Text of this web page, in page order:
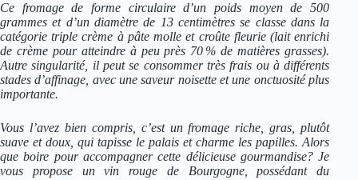
Ce fromage de forme circulaire d’un poids moyen de 500
grammes et d’un diamètre de 13 centimètres se classe dans la
catégorie triple crème à pâte molle et croûte fleurie (lait enrichi
de crème pour atteindre à peu près 70 % de matières grasses).
Autre singularité, il peut se consommer très frais ou à différents
stades d’affinage, avec une saveur noisette et une onctuosité plus
importante.
Vous l’avez bien compris, c’est un fromage riche, gras, plutôt
suave et doux, qui tapisse le palais et charme les papilles. Alors
que boire pour accompagner cette délicieuse gourmandise? Je
vous propose un vin rouge de Bourgogne, possédant du